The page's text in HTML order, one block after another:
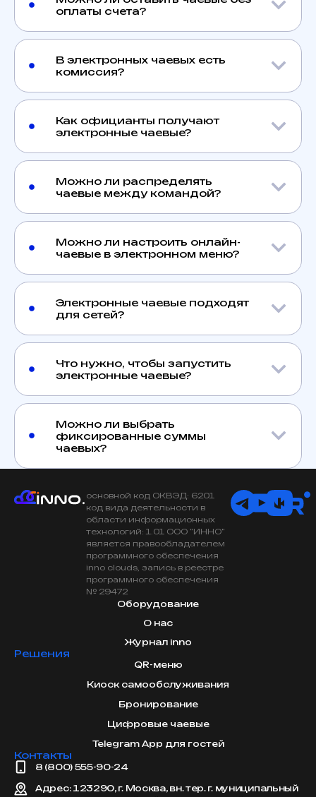
оплаты счета?
В электронных чаевых есть
комиссия?
Как официанты получают
электронные чаевые?
Можно ли распределять
чаевые между командой?
Можно ли настроить онлайн-
чаевые в электронном меню?
Электронные чаевые подходят
для сетей?
Что нужно, чтобы запустить
электронные чаевые?
Можно ли выбрать
фиксированные суммы
чаевых?
основной код ОКВЭД: 6201
код вида деятельности в
области информационных
технологий: 1.01 ООО "ИННО"
является правообладателем
программного обеспечения
inno clouds, запись в реестре
программного обеспечения
№ 29472
Оборудование
О нас
Журнал inno
Решения
QR-меню
Киоск самообслуживания
Бронирование
Цифровые чаевые
Telegram App для гостей
Контакты
8 (800) 555-90-24
Адрес: 123290, г. Москва, вн. тер. г. муниципальный